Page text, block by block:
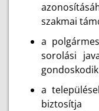
szakmai
a
sorolási
a
biztosítja